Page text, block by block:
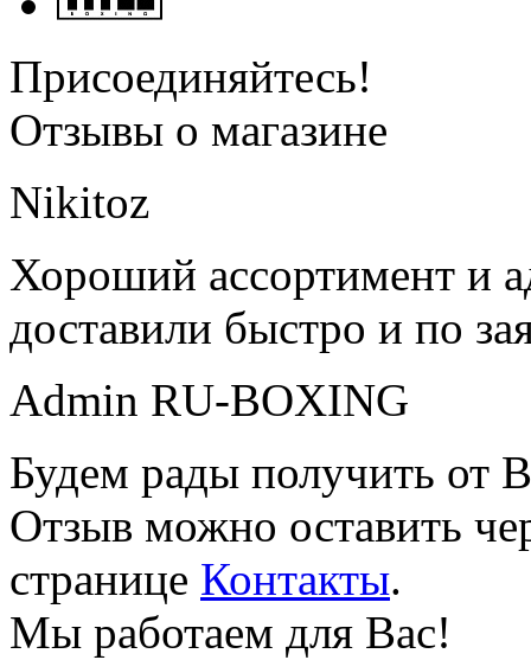
Присоединяйтесь!
Отзывы о магазине
Nikitoz
Хороший ассортимент и
доставили быстро и по
Admin RU-BOXING
Будем рады получить от
Отзыв можно оставить
странице Контакты.
Мы работаем для Вас!